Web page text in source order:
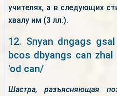
учителях, а в следующих
хвалу им (3 лл.).
12. Snyan dngags
bcos dbyangs can
'od can/
Шастра, разъясняющая